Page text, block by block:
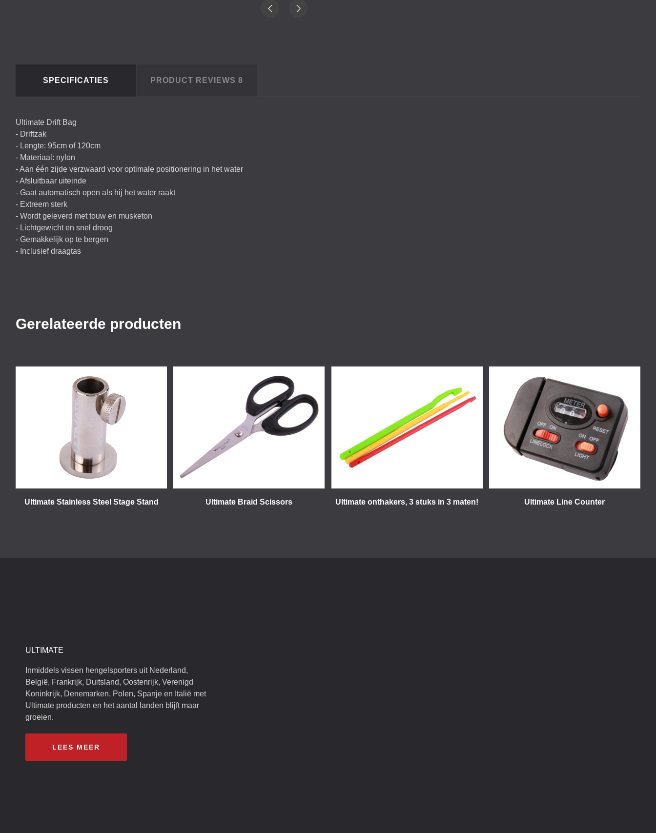
SPECIFICATIES PRODUCT REVIEWS 8
Ultimate Drift Bag
- Driftzak
- Lengte: 95cm of 120cm
- Materiaal: nylon
- Aan één zijde verzwaard voor optimale positionering in het water
- Afsluitbaar uiteinde
- Gaat automatisch open als hij het water raakt
- Extreem sterk
- Wordt geleverd met touw en musketon
- Lichtgewicht en snel droog
- Gemakkelijk op te bergen
- Inclusief draagtas
Gerelateerde producten
Ultimate Stainless Steel Stage Stand Ultimate Braid Scissors Ultimate onthakers, 3 stuks in 3 maten! Ultimate Line Counter
ULTIMATE
Inmiddels vissen hengelsporters uit Nederland,
België, Frankrijk, Duitsland, Oostenrijk, Verenigd
Koninkrijk, Denemarken, Polen, Spanje en Italië met
Ultimate producten en het aantal landen blijft maar
groeien.
LEES MEER